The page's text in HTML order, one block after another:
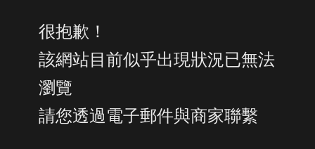
很抱歉！
該網站目前似乎出現狀況已無法
瀏覽
請您透過電子郵件與商家聯繫